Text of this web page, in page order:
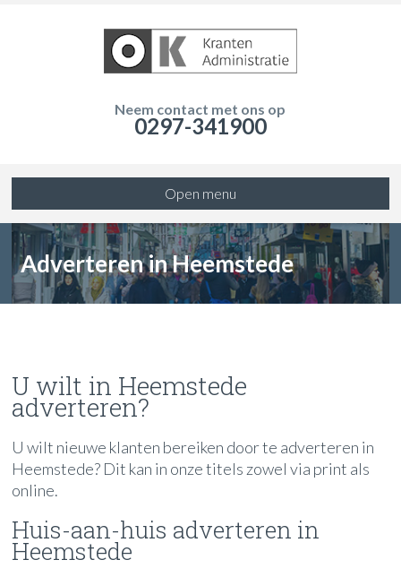
Neem contact met ons op
0297-341900
Open menu
Adverteren in Heemstede
U wilt in Heemstede
adverteren?
U wilt nieuwe klanten bereiken door te adverteren in
Heemstede? Dit kan in onze titels zowel via print als
online.
Huis-aan-huis adverteren in
Heemstede